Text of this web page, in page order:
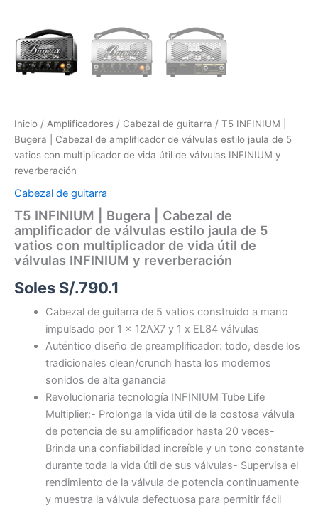
Inicio / Amplificadores / Cabezal de guitarra / T5 INFINIUM |
Bugera | Cabezal de amplificador de válvulas estilo jaula de 5
vatios con multiplicador de vida útil de válvulas INFINIUM y
reverberación
Cabezal de guitarra
T5 INFINIUM | Bugera | Cabezal de
amplificador de válvulas estilo jaula de 5
vatios con multiplicador de vida útil de
válvulas INFINIUM y reverberación
Soles S/.790.1
Cabezal de guitarra de 5 vatios construido a mano
impulsado por 1 x 12AX7 y 1 x EL84 válvulas
Auténtico diseño de preamplificador: todo, desde los
tradicionales clean/crunch hasta los modernos
sonidos de alta ganancia
Revolucionaria tecnología INFINIUM Tube Life
Multiplier:- Prolonga la vida útil de la costosa válvula
de potencia de su amplificador hasta 20 veces-
Brinda una confiabilidad increíble y un tono constante
durante toda la vida útil de sus válvulas- Supervisa el
rendimiento de la válvula de potencia continuamente
y muestra la válvula defectuosa para permitir fácil
INFINIUM
y
reverberación